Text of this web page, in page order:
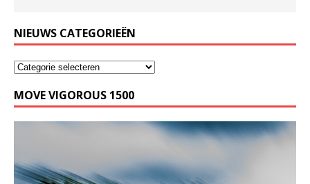
NIEUWS CATEGORIEËN
MOVE VIGOROUS 1500